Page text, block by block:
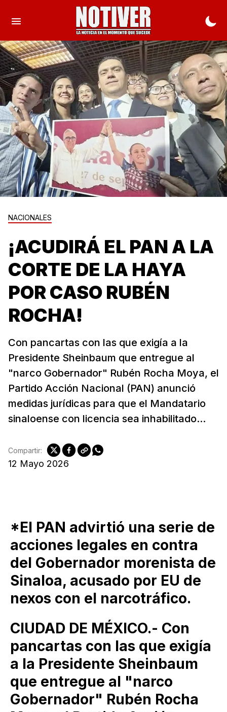
NACIONALES
¡ACUDIRÁ EL PAN A LA
CORTE DE LA HAYA
POR CASO RUBÉN
ROCHA!
Con pancartas con las que exigía a la
Presidente Sheinbaum que entregue al
"narco Gobernador" Rubén Rocha Moya, el
Partido Acción Nacional (PAN) anunció
medidas jurídicas para que el Mandatario
sinaloense con licencia sea inhabilitado...
12 Mayo 2026
Compartir:
*El PAN advirtió una serie de
acciones legales en contra
del Gobernador morenista de
Sinaloa, acusado por EU de
nexos con el narcotráfico.
CIUDAD DE MÉXICO.- Con
pancartas con las que exigía
a la Presidente Sheinbaum
que entregue al "narco
Gobernador" Rubén Rocha